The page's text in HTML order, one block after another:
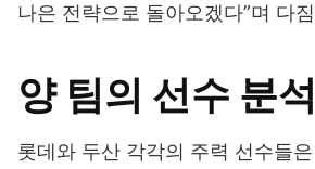
나은 전략으로 돌아오겠다”며 다
양 팀의 선수 분석
롯데와 두산 각각의 주력 선수들